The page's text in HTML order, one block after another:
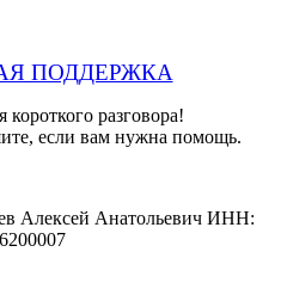
ПОДДЕРЖКА
короткого разговора!
если вам нужна помощь.
Алексей Анатольевич ИНН: